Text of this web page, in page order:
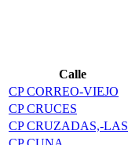
Calle
CP CORREO-VIEJO
CP CRUCES
CP CRUZADAS,-LAS